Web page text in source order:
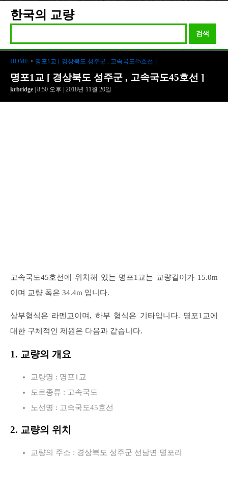
한국의 교량
검색
HOME > 명포1교 [ 경상북도 성주군 , 고속국도45호선 ]
명포1교 [ 경상북도 성주군 , 고속국도45호선 ]
krbridge | 8:50 오후 | 2018년 11월 20일
고속국도45호선에 위치해 있는 명포1교는 교량길이가 15.0m
이며 교량 폭은 34.4m 입니다.
상부형식은 라멘교이며, 하부 형식은 기타입니다. 명포1교에
대한 구체적인 제원은 다음과 같습니다.
1. 교량의 개요
교량명 : 명포1교
도로종류 : 고속국도
노선명 : 고속국도45호선
2. 교량의 위치
교량의 주소 : 경상북도 성주군 선남면 명포리